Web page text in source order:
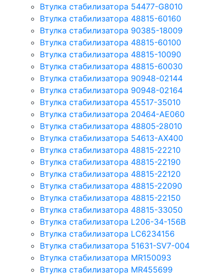
Втулка стабилизатора 54477-G8010
Втулка стабилизатора 48815-60160
Втулка стабилизатора 90385-18009
Втулка стабилизатора 48815-60100
Втулка стабилизатора 48815-10090
Втулка стабилизатора 48815-60030
Втулка стабилизатора 90948-02144
Втулка стабилизатора 90948-02164
Втулка стабилизатора 45517-35010
Втулка стабилизатора 20464-AE060
Втулка стабилизатора 48805-28010
Втулка стабилизатора 54613-AX400
Втулка стабилизатора 48815-22210
Втулка стабилизатора 48815-22190
Втулка стабилизатора 48815-22120
Втулка стабилизатора 48815-22090
Втулка стабилизатора 48815-22150
Втулка стабилизатора 48815-33050
Втулка стабилизатора L206-34-156B
Втулка стабилизатора LC6234156
Втулка стабилизатора 51631-SV7-004
Втулка стабилизатора MR150093
Втулка стабилизатора MR455699